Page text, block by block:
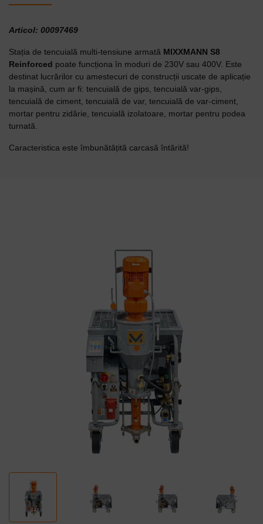
Articol: 00097469
Stația de tencuială multi-tensiune armată MIXXMANN S8
Reinforced poate funcționa în moduri de 230V sau 400V. Este
destinat lucrărilor cu amestecuri de construcții uscate de aplicație
la mașină, cum ar fi: tencuială de gips, tencuială var-gips,
tencuială de ciment, tencuială de var, tencuială de var-ciment,
mortar pentru zidărie, tencuială izolatoare, mortar pentru podea
turnată.
Caracteristica este îmbunătățită carcasă întărită!